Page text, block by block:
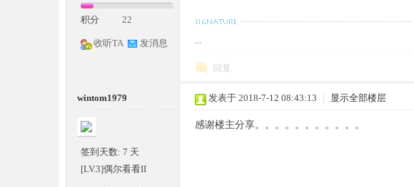
积分 22
收听TA 发消息 ...
回复
wintom1979
签到天数: 7 天
[LV.3]偶尔看看II
发表于 2018-7-12 08:43:13 | 显示全部楼层
感谢楼主分享。。。。。。。。。。。